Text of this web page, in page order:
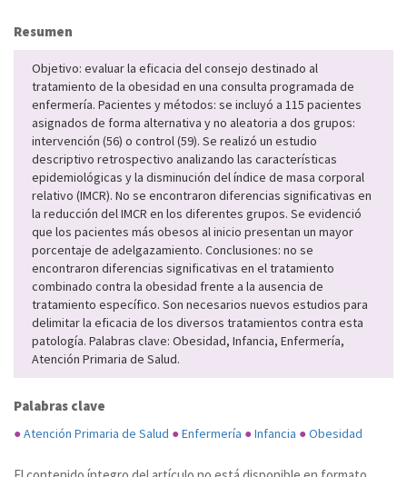
Resumen
Objetivo: evaluar la eficacia del consejo destinado al
tratamiento de la obesidad en una consulta programada de
enfermería. Pacientes y métodos: se incluyó a 115 pacientes
asignados de forma alternativa y no aleatoria a dos grupos:
intervención (56) o control (59). Se realizó un estudio
descriptivo retrospectivo analizando las características
epidemiológicas y la disminución del índice de masa corporal
relativo (IMCR). No se encontraron diferencias significativas en
la reducción del IMCR en los diferentes grupos. Se evidenció
que los pacientes más obesos al inicio presentan un mayor
porcentaje de adelgazamiento. Conclusiones: no se
encontraron diferencias significativas en el tratamiento
combinado contra la obesidad frente a la ausencia de
tratamiento específico. Son necesarios nuevos estudios para
delimitar la eficacia de los diversos tratamientos contra esta
patología. Palabras clave: Obesidad, Infancia, Enfermería,
Atención Primaria de Salud.
Palabras clave
●Atención Primaria de Salud ●Enfermería ●Infancia ●Obesidad